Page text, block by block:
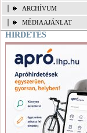
ARCHÍVUM
MÉDIAAJÁNLAT
HIRDETÉS